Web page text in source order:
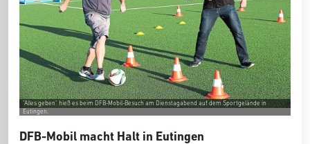
"Alles geben" hieß es beim DFB-Mobil-Besuch am Dienstagabend auf dem Sportgelände in
Eutingen.
DFB-Mobil macht Halt in Eutingen